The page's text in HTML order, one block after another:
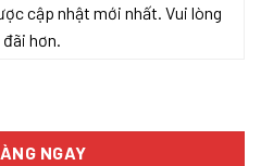
cập nhật mới nhất. Vui lòng
hơn.
NGAY